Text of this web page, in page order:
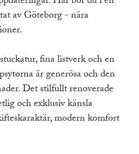
av Göteborg - nära
fina listverk och en
är generösa och den
Det stilfullt renoverade
och exklusiv känsla
modern komfort